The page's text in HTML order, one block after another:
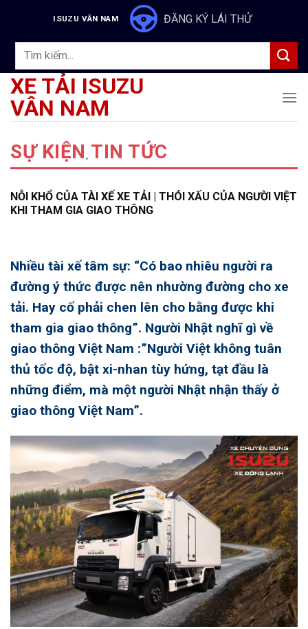
content
ISUZU VÂN NAM ĐĂNG KÝ LÁI THỬ
Tìm
XE TẢI ISUZU
VÂN NAM
SỰ KIỆN , TIN TỨC
NỖI KHỔ CỦA TÀI XẾ XE TẢI | THÓI XẤU CỦA NGƯỜI VIỆT
KHI THAM GIA GIAO THÔNG
Nhiều tài xế tâm sự: “Có bao nhiêu người ra
đường ý thức được nên nhường đường cho xe
tải. Hay cố phải chen lên cho bằng được khi
tham gia giao thông”. Người Nhật nghĩ gì về
giao thông Việt Nam :”Người Việt không tuân
thủ tốc độ, bật xi-nhan tùy hứng, tạt đầu là
những điểm, mà một người Nhật nhận thấy ở
giao thông Việt Nam”.